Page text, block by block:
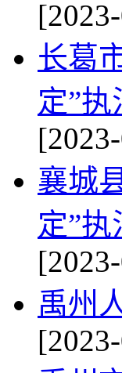
长葛
定”
襄城
定”
禹州